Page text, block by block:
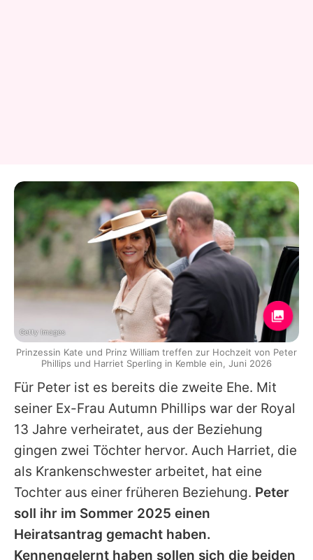
Für Peter ist es bereits die zweite Ehe. Mit
seiner Ex-Frau Autumn Phillips war der Royal
13 Jahre verheiratet, aus der Beziehung
gingen zwei Töchter hervor. Auch Harriet, die
als Krankenschwester arbeitet, hat eine
Tochter aus einer früheren Beziehung. Peter
soll ihr im Sommer 2025 einen
Heiratsantrag gemacht haben.
Kennengelernt haben sollen sich die beiden
Getty Images
Prinzessin Kate und Prinz William treffen zur Hochzeit von Peter
Phillips und Harriet Sperling in Kemble ein, Juni 2026